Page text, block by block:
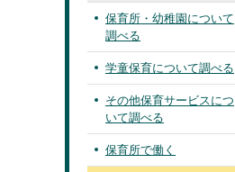
保育所・幼稚園について
調べる
学童保育について調べる
その他保育サービスにつ
いて調べる
保育所で働く